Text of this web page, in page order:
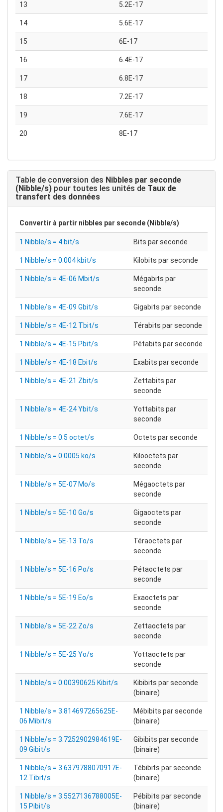
13 5.2E-17
14 5.6E-17
15 6E-17
16 6.4E-17
17 6.8E-17
18 7.2E-17
19 7.6E-17
20 8E-17
Table de conversion des Nibbles par seconde
(Nibble/s) pour toutes les unités de Taux de
transfert des données
Convertir à partir nibbles par seconde (Nibble/s)
1 Nibble/s = 4 bit/s Bits par seconde
1 Nibble/s = 0.004 kbit/s Kilobits par seconde
1 Nibble/s = 4E-06 Mbit/s
Mégabits par
seconde
1 Nibble/s = 4E-09 Gbit/s Gigabits par seconde
1 Nibble/s = 4E-12 Tbit/s Térabits par seconde
1 Nibble/s = 4E-15 Pbit/s Pétabits par seconde
1 Nibble/s = 4E-18 Ebit/s Exabits par seconde
1 Nibble/s = 4E-21 Zbit/s
Zettabits par
seconde
1 Nibble/s = 4E-24 Ybit/s
Yottabits par
seconde
1 Nibble/s = 0.5 octet/s Octets par seconde
1 Nibble/s = 0.0005 ko/s
Kilooctets par
seconde
1 Nibble/s = 5E-07 Mo/s
Mégaoctets par
seconde
1 Nibble/s = 5E-10 Go/s
Gigaoctets par
seconde
1 Nibble/s = 5E-13 To/s
Téraoctets par
seconde
1 Nibble/s = 5E-16 Po/s
Pétaoctets par
seconde
1 Nibble/s = 5E-19 Eo/s
Exaoctets par
seconde
1 Nibble/s = 5E-22 Zo/s
Zettaoctets par
seconde
1 Nibble/s = 5E-25 Yo/s
Yottaoctets par
seconde
1 Nibble/s = 0.00390625 Kibit/s
Kibibits par seconde
(binaire)
1 Nibble/s = 3.814697265625E-
06 Mibit/s
Mébibits par seconde
(binaire)
1 Nibble/s = 3.7252902984619E-
09 Gibit/s
Gibibits par seconde
(binaire)
1 Nibble/s = 3.6379788070917E-
12 Tibit/s
Tébibits par seconde
(binaire)
1 Nibble/s = 3.5527136788005E-
15 Pibit/s
Pébibits par seconde
(binaire)